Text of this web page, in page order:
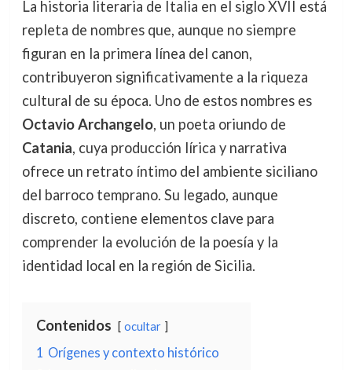
La historia literaria de Italia en el siglo XVII está
repleta de nombres que, aunque no siempre
figuran en la primera línea del canon,
contribuyeron significativamente a la riqueza
cultural de su época. Uno de estos nombres es
Octavio Archangelo, un poeta oriundo de
Catania, cuya producción lírica y narrativa
ofrece un retrato íntimo del ambiente siciliano
del barroco temprano. Su legado, aunque
discreto, contiene elementos clave para
comprender la evolución de la poesía y la
identidad local en la región de Sicilia.
Contenidos ocultar
1 Orígenes y contexto histórico